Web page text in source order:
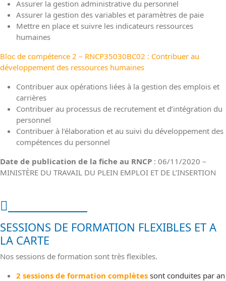
Assurer la gestion administrative du personnel
Assurer la gestion des variables et paramètres de paie
Mettre en place et suivre les indicateurs ressources
humaines
Bloc de compétence 2 – RNCP35030BC02 : Contribuer au
développement des ressources humaines
Contribuer aux opérations liées à la gestion des emplois et
carrières
Contribuer au processus de recrutement et d’intégration du
personnel
Contribuer à l’élaboration et au suivi du développement des
compétences du personnel
Date de publication de la fiche au RNCP : 06/11/2020 –
MINISTÈRE DU TRAVAIL DU PLEIN EMPLOI ET DE L’INSERTION
SESSIONS DE FORMATION FLEXIBLES ET A
LA CARTE
Nos sessions de formation sont très flexibles.
2 sessions de formation complètes sont conduites par an